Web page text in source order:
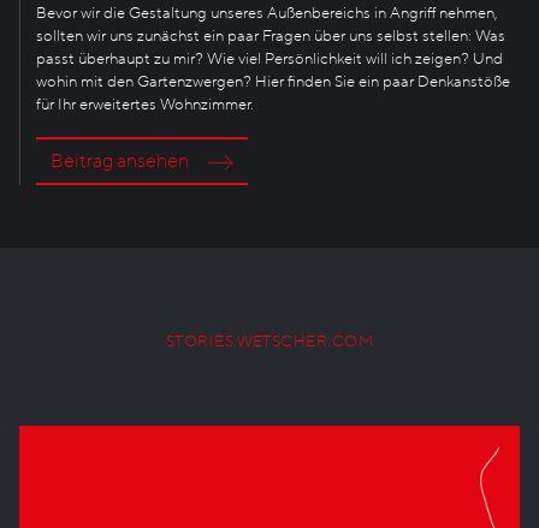
Bevor wir die Gestaltung unseres Außenbereichs in Angriff nehmen,
sollten wir uns zunächst ein paar Fragen über uns selbst stellen: Was
passt überhaupt zu mir? Wie viel Persönlichkeit will ich zeigen? Und
wohin mit den Gartenzwergen? Hier finden Sie ein paar Denkanstöße
für Ihr erweitertes Wohnzimmer.
Beitrag ansehen
STORIES.WETSCHER.COM